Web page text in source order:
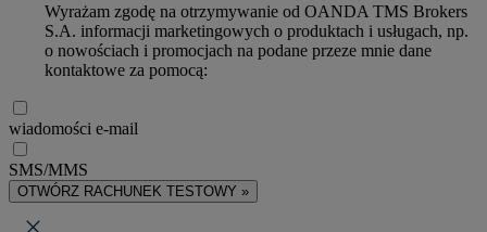
Wyrażam zgodę na otrzymywanie od OANDA TMS Brokers
S.A. informacji marketingowych o produktach i usługach, np.
o nowościach i promocjach na podane przeze mnie dane
kontaktowe za pomocą:
wiadomości e-mail
SMS/MMS
OTWÓRZ RACHUNEK TESTOWY »